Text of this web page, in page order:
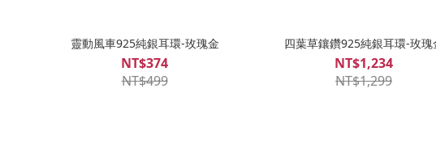
靈動風車925純銀耳環-玫瑰金
NT$374
NT$499
四葉草鑲鑽925純銀耳環-玫瑰
NT$1,234
NT$1,299